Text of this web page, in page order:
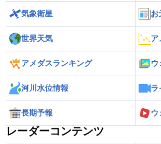
気象衛星 お
世界天気 ア
アメダスランキング ウ
河川水位情報 ラ
長期予報 ウ
レーダーコンテンツ